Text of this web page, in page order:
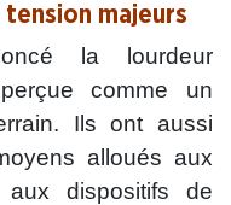
majeurs
la lourdeur
comme un
Ils ont aussi
alloués aux
aux dispositifs de